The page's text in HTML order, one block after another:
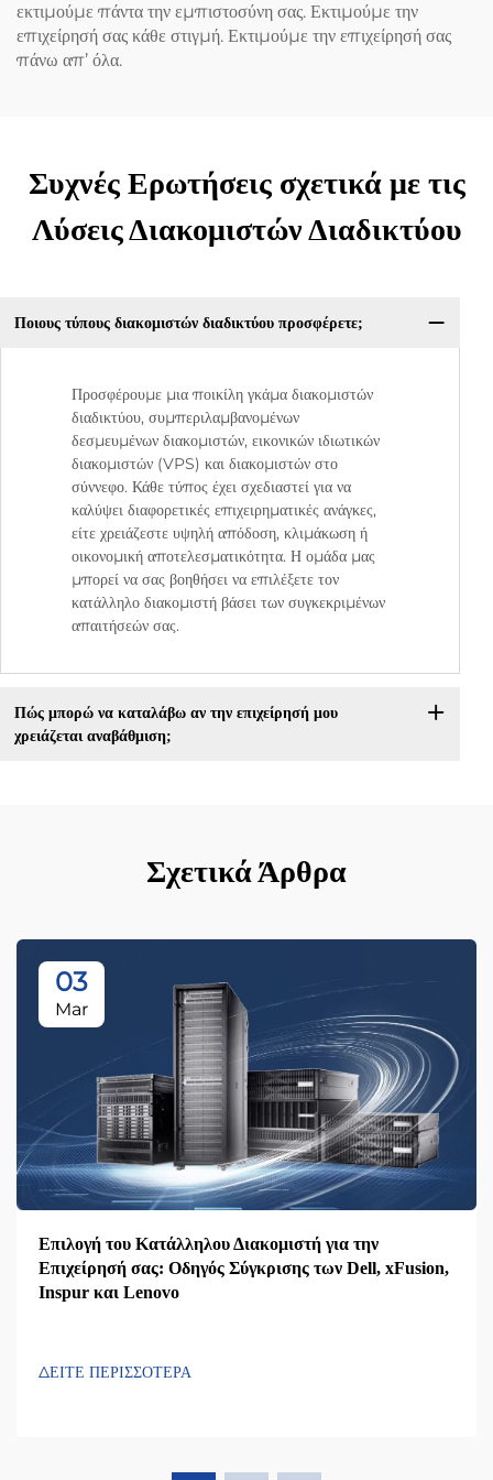
εκτιμούμε πάντα την εμπιστοσύνη σας. Εκτιμούμε την
επιχείρησή σας κάθε στιγμή. Εκτιμούμε την επιχείρησή σας
πάνω απ’ όλα.
Συχνές Ερωτήσεις σχετικά με τις
Λύσεις Διακομιστών Διαδικτύου
Ποιους τύπους διακομιστών διαδικτύου προσφέρετε;
Προσφέρουμε μια ποικίλη γκάμα διακομιστών
διαδικτύου, συμπεριλαμβανομένων
δεσμευμένων διακομιστών, εικονικών ιδιωτικών
διακομιστών (VPS) και διακομιστών στο
σύννεφο. Κάθε τύπος έχει σχεδιαστεί για να
καλύψει διαφορετικές επιχειρηματικές ανάγκες,
είτε χρειάζεστε υψηλή απόδοση, κλιμάκωση ή
οικονομική αποτελεσματικότητα. Η ομάδα μας
μπορεί να σας βοηθήσει να επιλέξετε τον
κατάλληλο διακομιστή βάσει των συγκεκριμένων
απαιτήσεών σας.
Πώς μπορώ να καταλάβω αν την επιχείρησή μου
χρειάζεται αναβάθμιση;
Σχετικά Άρθρα
03
Mar
Επιλογή του Κατάλληλου Διακομιστή για την
Επιχείρησή σας: Οδηγός Σύγκρισης των Dell, xFusion,
Inspur και Lenovo
ΔΕΙΤΕ ΠΕΡΙΣΣΟΤΕΡΑ